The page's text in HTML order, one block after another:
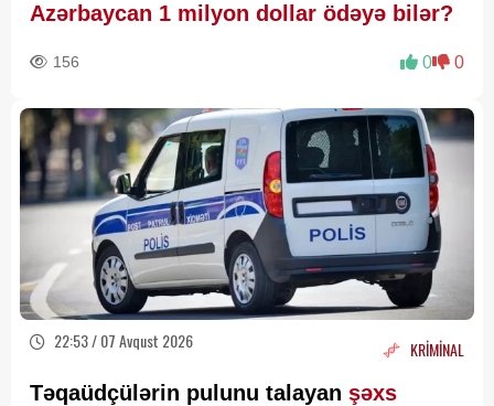
Azərbaycan 1 milyon dollar ödəyə bilər?
156 0 0
22:53 / 07 Avqust 2026 KRİMİNAL
Təqaüdçülərin pulunu talayan şəxs